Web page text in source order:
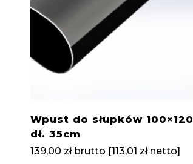
Wpust do słupków 100×120
dł. 35cm
139,00 zł brutto [113,01 złnetto]